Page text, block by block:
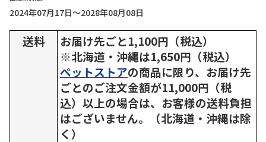
2024年07月17日～2028年08月08日
送料
お届け先ごと1,100円（税込）
※北海道・沖縄は1,650円（税込）
ペットストアの商品に限り、お届け先
ごとのご注文金額が11,000円（税
込）以上の場合は、お客様の送料負担
はございません。（北海道・沖縄は除
く）